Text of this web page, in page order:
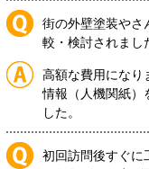
街の外壁塗装やさ
較・検討されまし
高額な費用になり
情報（人機関紙）
した。
初回訪問後すぐに